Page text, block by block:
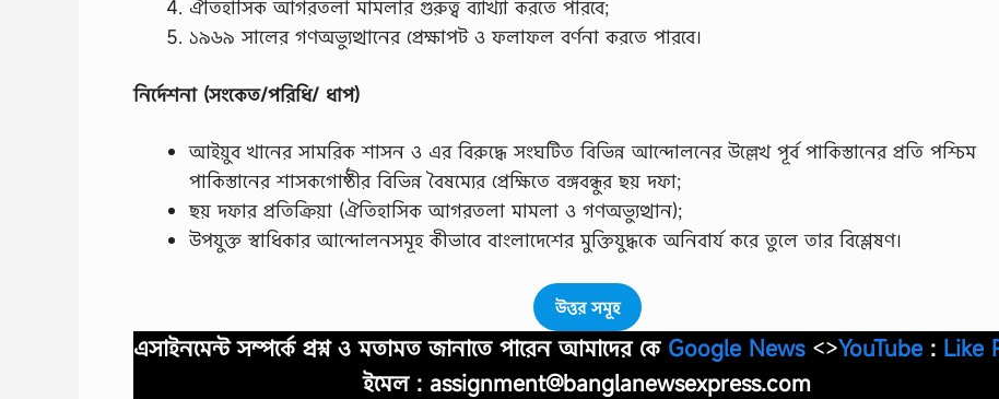
ঐতিহাসিক আগরতলা মামলার গুরুত্ব ব্যাখ্যা করতে পারবে;
১৯৬৯ সালের গণঅভ্যুত্থানের প্রেক্ষাপট ও ফলাফল বর্ণনা করতে পারবে।
নির্দেশনা (সংকেত/পরিধি/ ধাপ)
আইয়ুব খানের সামরিক শাসন ও এর বিরুদ্ধে সংঘটিত বিভিন্ন আন্দোলনের উল্লেখ পূর্ব পাকিস্তানের প্রতি পশ্চিম
পাকিস্তানের শাসকগােষ্ঠীর বিভিন্ন বৈষম্যের প্রেক্ষিতে বঙ্গবন্ধুর ছয় দফা;
ছয় দফার প্রতিক্রিয়া (ঐতিহাসিক আগরতলা মামলা ও গণঅভ্যুত্থান);
উপযুক্ত স্বাধিকার আন্দোলনসমূহ কীভাবে বাংলাদেশের মুক্তিযুদ্ধকে অনিবার্য করে তুলে তার বিশ্লেষণ।
উত্তর সমূহ
এসাইনমেন্ট সম্পর্কে প্রশ্ন ও মতামত জানাতে পারেন আমাদের কে Google News<>YouTube : Like
ইমেল : assignment@banglanewsexpress.com